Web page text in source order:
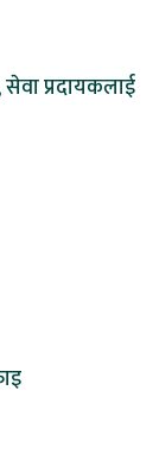
प्रदायकलाई